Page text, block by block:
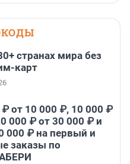
странах мира без
карт
от 10 000 ₽, 10 000 ₽
000 ₽ от 30 000 ₽ и
000 ₽ на первый и
заказы по